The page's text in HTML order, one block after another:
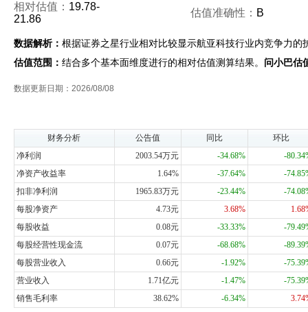
相对估值： 19.78-
21.86
估值准确性： B
数据解析： 根据证券之星行业相对比较显示航亚科技行业内竞争力
估值范围： 结合多个基本面维度进行的相对估值测算结果。 问小巴估
数据更新日期：2026/08/08
财务分析 公告值 同比
环比
净利润
2003.54万元 -34.68%
-
净资产收益率
1.64% -37.64%
-
扣非净利润
1965.83万元 -23.44%
-
每股净资产
4.73元 3.68%
每股收益
0.08元 -33.33%
-
每股经营性现金流
0.07元 -68.68%
-
每股营业收入
0.66元 -1.92%
-
营业收入
1.71亿元 -1.47%
-
销售毛利率
38.62% -6.34%